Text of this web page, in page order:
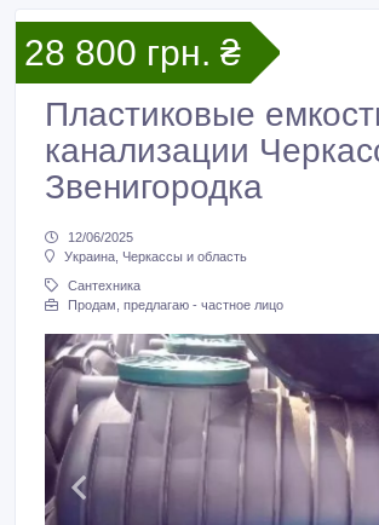
28 800 грн. ₴
Пластиковые
канализации
Звенигородка
12/06/2025
Украина, Черкассы и область
Сантехника
Продам, предлагаю - частное лицо